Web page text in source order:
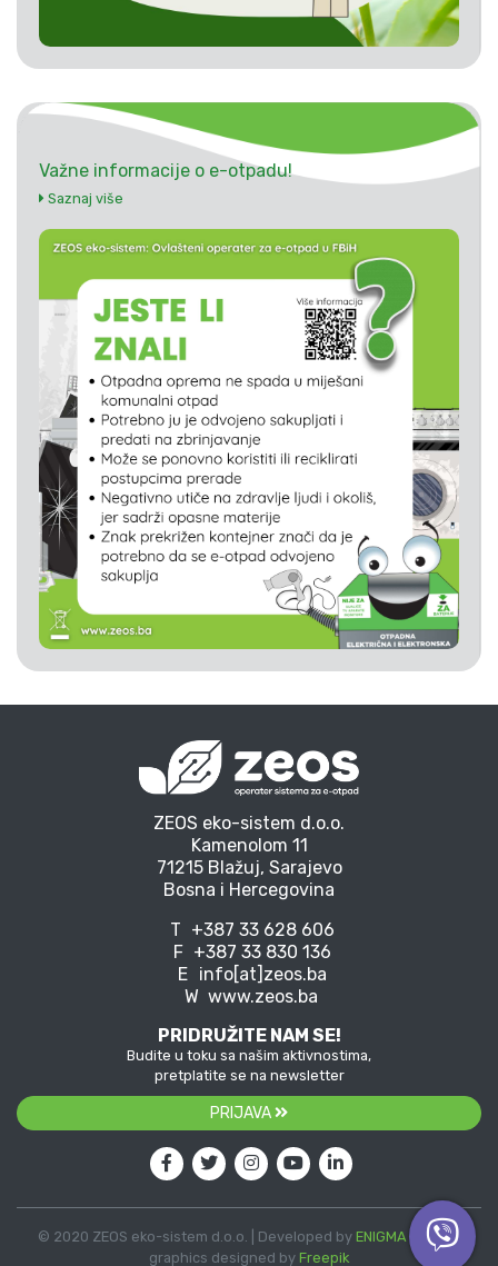
Važne informacije o e-otpadu!
Saznaj više
ZEOS eko-sistem d.o.o.
Kamenolom 11
71215 Blažuj, Sarajevo
Bosna i Hercegovina
T +387 33 628 606
F +387 33 830 136
E info[at]zeos.ba
W www.zeos.ba
PRIDRUŽITE NAM SE!
Budite u toku sa našim aktivnostima,
pretplatite se na newsletter
PRIJAVA
© 2020 ZEOS eko-sistem d.o.o. | Developed by ENIGMA| Vector
graphics designed by Freepik